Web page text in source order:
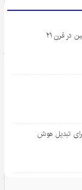
در قرن ۲۱
تبدیل هوش